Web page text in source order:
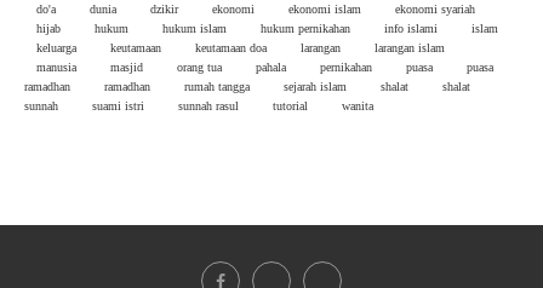
do'a
dunia dzikir ekonomi ekonomi islam
ekonomi syariah
hijab
hukum hukum islam hukum pernikahan info islami
islam
keluarga
keutamaan keutamaan doa larangan
larangan islam
manusia
masjid orang tua pahala pernikahan puasa
puasa
ramadhan
ramadhan rumah tangga sejarah islam shalat
shalat
sunnah
suami istri sunnah rasul tutorial wanita